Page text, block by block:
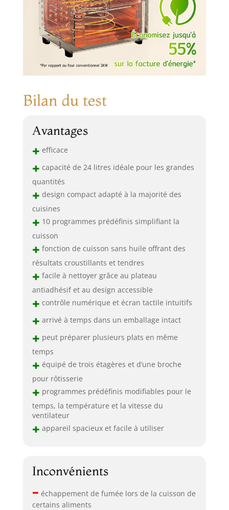
Bilan du test
Avantages
+ efficace
+ capacité de 24 litres idéale pour les grandes
quantités
+ design compact adapté à la majorité des
cuisines
+ 10 programmes prédéfinis simplifiant la
cuisson
+ fonction de cuisson sans huile offrant des
résultats croustillants et tendres
+ facile à nettoyer grâce au plateau
antiadhésif et au design accessible
+ contrôle numérique et écran tactile intuitifs
+ arrivé à temps dans un emballage intact
+ peut préparer plusieurs plats en même
temps
+ équipé de trois étagères et d’une broche
pour rôtisserie
+ programmes prédéfinis modifiables pour le
temps, la température et la vitesse du
ventilateur
+ appareil spacieux et facile à utiliser
Inconvénients
– échappement de fumée lors de la cuisson de
certains aliments